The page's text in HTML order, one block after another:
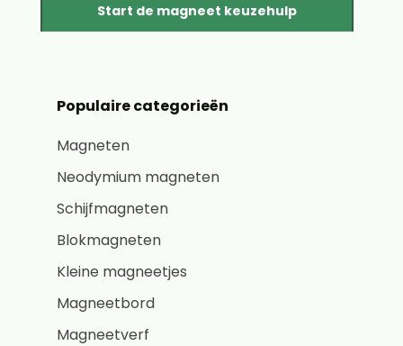
Start de magneet keuzehulp
Populaire categorieën
Magneten
Neodymium magneten
Schijfmagneten
Blokmagneten
Kleine magneetjes
Magneetbord
Magneetverf